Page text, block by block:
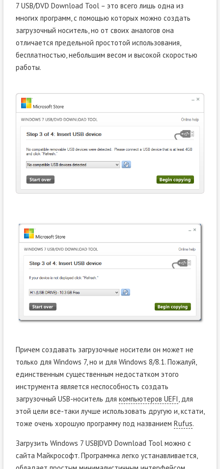
7 USB/DVD Download Tool – это всего лишь одна из
многих программ, с помощью которых можно создать
загрузочный носитель, но от своих аналогов она
отличается предельной простотой использования,
бесплатностью, небольшим весом и высокой скоростью
работы.
Причем создавать загрузочные носители он может не
только для Windows 7, но и для Windows 8/8.1. Пожалуй,
единственным существенным недостатком этого
инструмента является неспособность создать
загрузочный USB-носитель для компьютеров UEFI, для
этой цели все-таки лучше использовать другую и, кстати,
тоже очень хорошую программу под названием Rufus.
Загрузить Windows 7 USB|DVD Download Tool можно с
сайта Майкрософт. Программка легко устанавливается,